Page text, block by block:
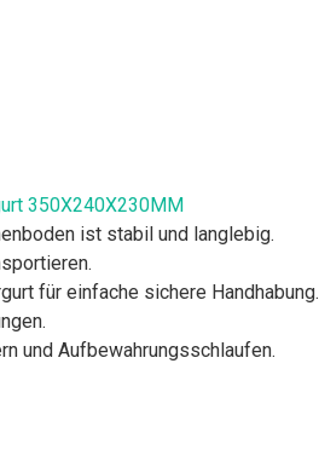
350X240X230MM
ist stabil und langlebig.
für einfache sichere Handhabung.
und Aufbewahrungsschlaufen.